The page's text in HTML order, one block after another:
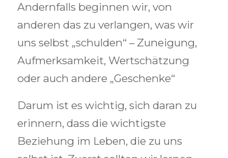
Andernfalls beginnen wir, von
anderen das zu verlangen, was wir
uns selbst „schulden“ – Zuneigung,
Aufmerksamkeit, Wertschätzung
oder auch andere „Geschenke“
Darum ist es wichtig, sich daran zu
erinnern, dass die wichtigste
Beziehung im Leben, die zu uns